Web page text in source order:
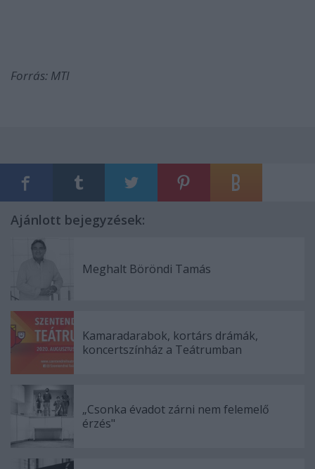
Forrás: MTI
Ajánlott bejegyzések:
Meghalt Böröndi Tamás
Kamaradarabok, kortárs drámák,
koncertszínház a Teátrumban
„Csonka évadot zárni nem felemelő
érzés"